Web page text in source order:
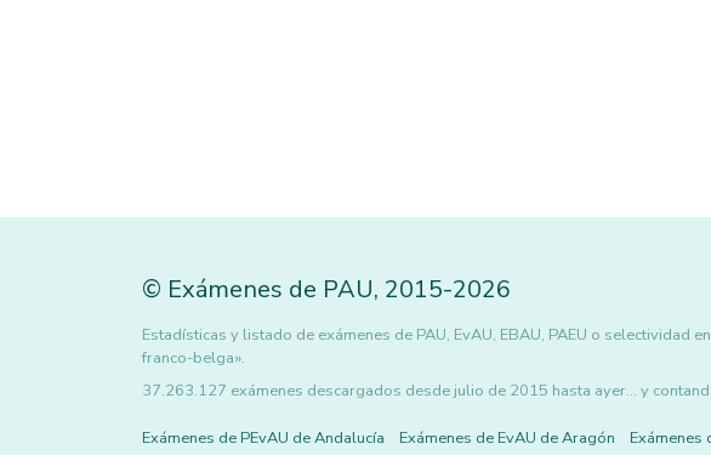
© Exámenes de PAU, 2015-2026
Estadísticas y listado de exámenes de PAU, EvAU, EBAU, PAEU o selectividad
franco-belga».
37.263.127 exámenes descargados desde julio de 2015 hasta ayer... y
Exámenes de PEvAU de Andalucía Exámenes de EvAU de Aragón Exámenes